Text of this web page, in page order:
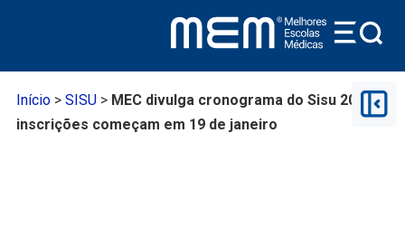
Início> SISU> MEC divulga cronograma do Sisu 2026:
inscrições começam em 19 de janeiro